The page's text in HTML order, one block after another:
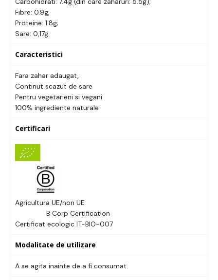
Fibre: 0.9g,
Proteine: 1.8g;
Sare: 0,17g.
Caracteristici
Fara zahar adaugat,
Continut scazut de sare
Pentru vegetarieni si vegani
100% ingrediente naturale
Certificari
Agricultura UE/non UE
B Corp Certification
Certificat ecologic IT-BIO-007
Modalitate de utilizare
A se agita inainte de a fi consumat.